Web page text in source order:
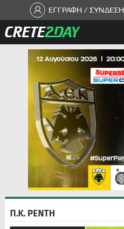
ΕΓΓΡΑΦΗ / ΣΥΝΔΕΣΗ
Π.Κ. ΡΕΝΤΗ